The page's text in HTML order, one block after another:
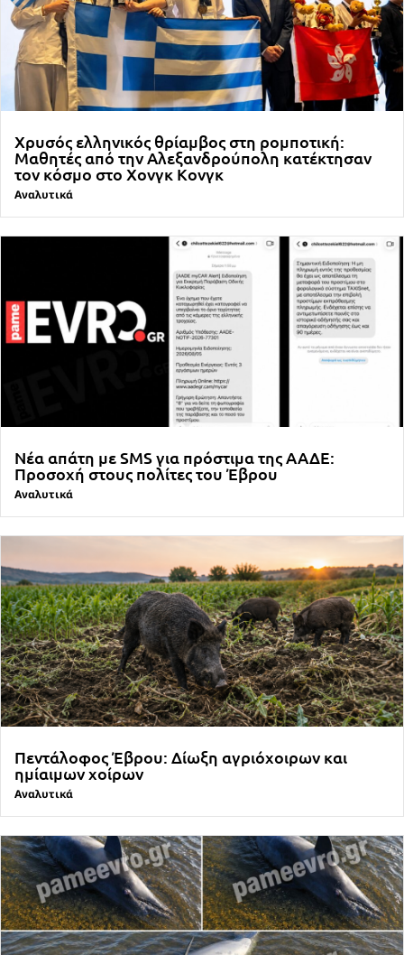
Χρυσός ελληνικός θρίαμβος στη ρομποτική:
Μαθητές από την Αλεξανδρούπολη κατέκτησαν
τον κόσμο στο Χονγκ Κονγκ
Αναλυτικά
Νέα απάτη με SMS για πρόστιμα της ΑΑΔΕ:
Προσοχή στους πολίτες του Έβρου
Αναλυτικά
Πεντάλοφος Έβρου: Δίωξη αγριόχοιρων και
ημίαιμων χοίρων
Αναλυτικά